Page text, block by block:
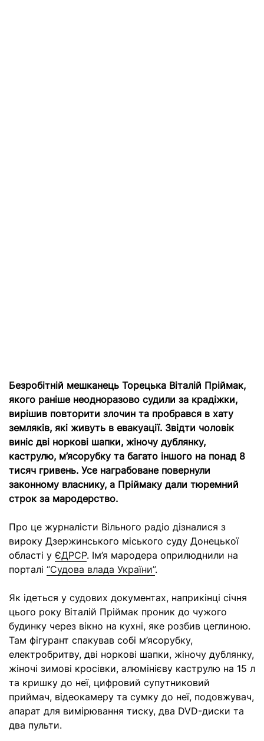
Безробітній мешканець Торецька Віталій Пріймак,
якого раніше неодноразово судили за крадіжки,
вирішив повторити злочин та пробрався в хату
земляків, які живуть в евакуації. Звідти чоловік
виніс дві норкові шапки, жіночу дублянку,
каструлю, м’ясорубку та багато іншого на понад 8
тисяч гривень. Усе награбоване повернули
законному власнику, а Пріймаку дали тюремний
строк за мародерство.
Про це журналісти Вільного радіо дізналися з
вироку Дзержинського міського суду Донецької
області у ЄДРСР. Ім’я мародера оприлюднили на
порталі “Судова влада України”.
Як ідеться у судових документах, наприкінці січня
цього року Віталій Пріймак проник до чужого
будинку через вікно на кухні, яке розбив цеглиною.
Там фігурант спакував собі м’ясорубку,
електробритву, дві норкові шапки, жіночу дублянку,
жіночі зимові кросівки, алюмінієву каструлю на 15 л
та кришку до неї, цифровий супутниковий
приймач, відеокамеру та сумку до неї, подовжувач,
апарат для вимірювання тиску, два DVD-диски та
два пульти.